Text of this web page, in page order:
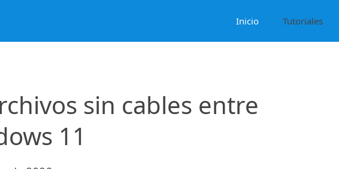
Inicio Tutoriales
sin cables entre
11